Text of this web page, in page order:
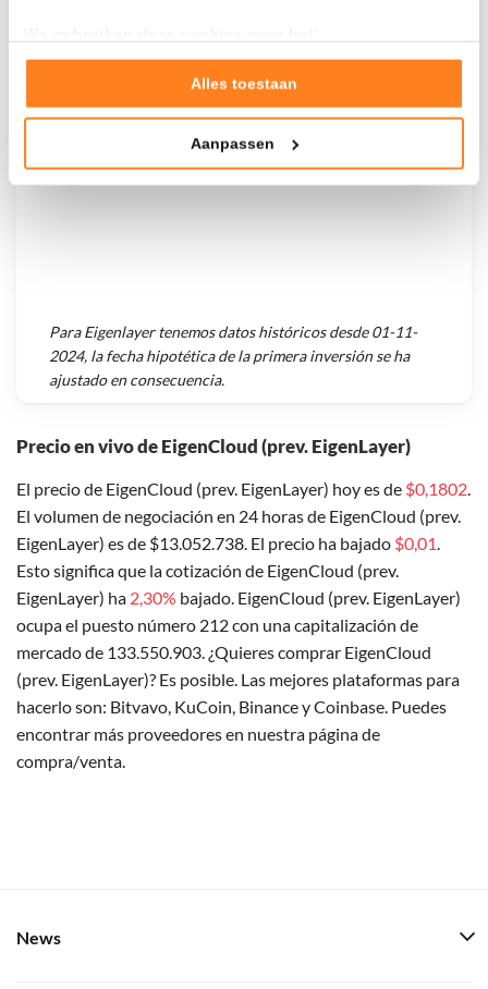
Goed laten functioneren van deze website
Verzamelen van gebruiksstatistieken
Tonen en meten van relevante advertenties
Klik hieronder om ons toestemming te geven om deze
Alles toestaan
Aanpassen
Precio en vivo de EigenCloud (prev. EigenLayer)
El precio de EigenCloud (prev. EigenLayer) hoy es de $0,1802.
El volumen de negociación en 24 horas de EigenCloud (prev.
EigenLayer) es de $13.052.738. El precio ha bajado $0,01.
Esto significa que la cotización de EigenCloud (prev.
EigenLayer) ha 2,30% bajado. EigenCloud (prev. EigenLayer)
ocupa el puesto número 212 con una capitalización de
mercado de 133.550.903. ¿Quieres comprar EigenCloud
(prev. EigenLayer)? Es posible. Las mejores plataformas para
hacerlo son: Bitvavo, KuCoin, Binance y Coinbase. Puedes
encontrar más proveedores en nuestra página de
compra/venta.
$897,51
ParaEigenlayertenemos datos históricos desde01-11-
2024, la fecha hipotética de la primera inversión se ha
ajustado en consecuencia.
News